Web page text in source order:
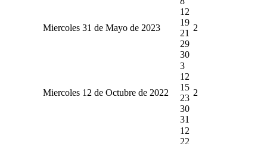
Miercoles 31 de Mayo de 2023
12
19
21
29
30
2
Miercoles 12 de Octubre de 2022
3
12
15
23
30
31
2
12
22